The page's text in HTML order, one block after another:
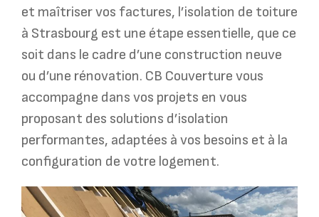
et maîtriser vos factures, l’isolation de toiture
à Strasbourg est une étape essentielle, que ce
soit dans le cadre d’une construction neuve
ou d’une rénovation. CB Couverture vous
accompagne dans vos projets en vous
proposant des solutions d’isolation
performantes, adaptées à vos besoins et à la
configuration de votre logement.